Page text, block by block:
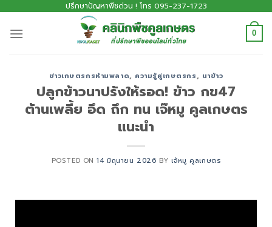
ปรึกษาปัญหาพืชด่วน ! โทร 095-237-1723
0
ข่าวเกษตรกรห้ามพลาด, ความรู้คู่เกษตรกร, นาข้าว
ปลูกข้าวนาปรังให้รอด! ข้าว กข47
ต้านเพลี้ย อึด ถึก ทน เจ๊หมู คูลเกษตร
แนะนำ
POSTED ON14 มิถุนายน 2026 BYเจ้หมู คูลเกษตร